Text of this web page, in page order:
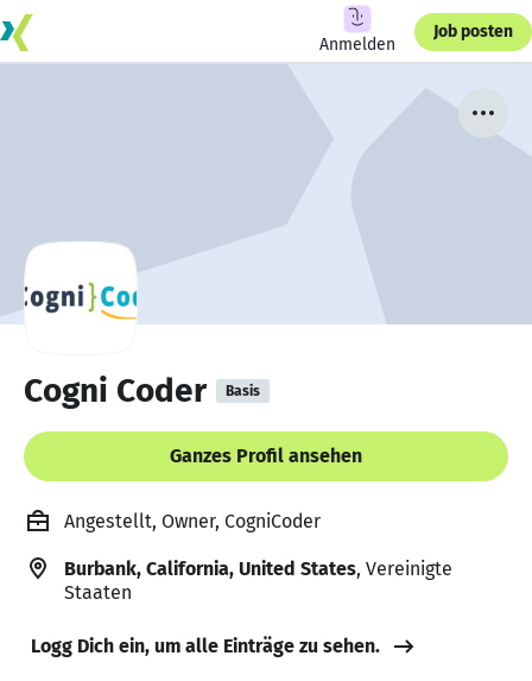
Anmelden
Job posten
Cogni Coder Basis
Ganzes Profil ansehen
Angestellt, Owner, CogniCoder
Burbank, California, United States, Vereinigte
Staaten
Logg Dich ein, um alle Einträge zu sehen.